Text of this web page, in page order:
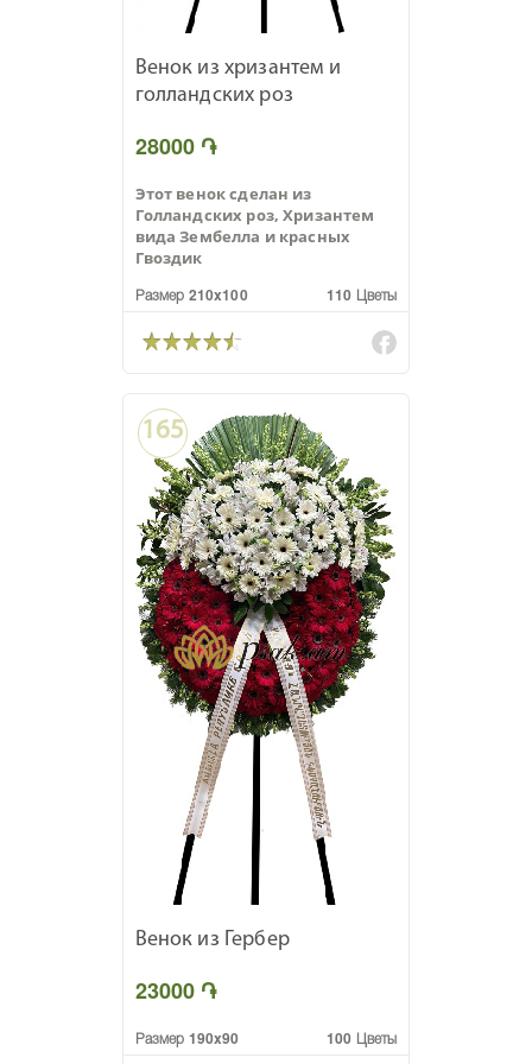
Венок из хризантем и
голландских роз
28000 ֏
Этот венок сделан из
Голландских роз, Хризантем
вида Зембелла и красных
Гвоздик
Размер 210x100
110 Цветы
165
Венок из Гербер
23000 ֏
Размер 190x90 100 Цветы